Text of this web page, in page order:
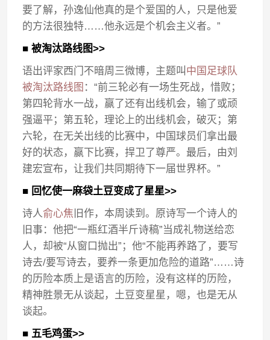
要了解，孙逸仙他真的是个爱国的人，只是他爱
的方法很独特……他永远是个机会主义者。”
■ 被淘汰路线图>>
语出评家西门不暗周三微博，主题叫 中国足球队
被淘汰路线图 ：“前三轮必有一场生死战，惜败；
第四轮背水一战，赢了还有出线机会，输了或顽
强逼平；第五轮，理论上的出线机会，破灭；第
六轮，在无关出线的比赛中，中国球员们拿出最
好的状态，赢下比赛，捍卫了尊严。最后，由刘
建宏宣布，让我们共同期待下一届世界杯。”
■ 回忆使一麻袋土豆变成了星星>>
诗人俞心焦 旧作，本周读到。原诗写一个诗人的
旧事：他把“一瓶红酒半斤诗稿”当成礼物送给恋
人，却被“从窗口抛出”；他“不能再养路了，要写
诗去/要写诗去，要养一条更加危险的道路”……诗
的历险本质上是语言的历险，没有这样的历险，
精神胜景无从谈起，土豆变星星，嗯，也是无从
谈起。
■ 五毛鸡蛋>>